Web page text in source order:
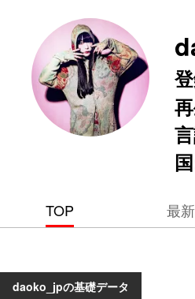
TOP 最
daoko_jpの基礎データ